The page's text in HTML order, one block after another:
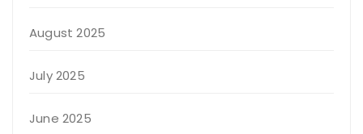
August 2025
July 2025
June 2025